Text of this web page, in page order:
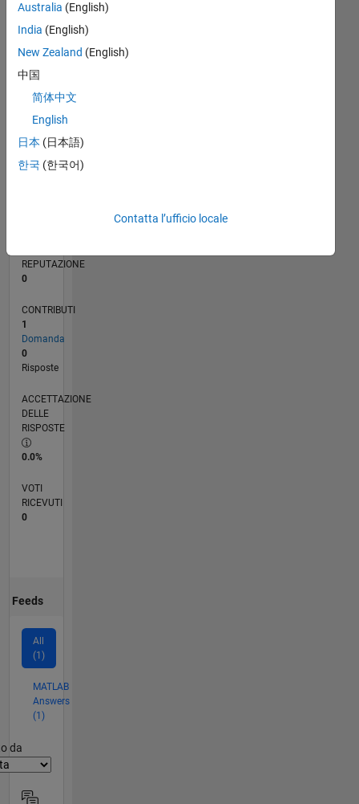
CONTRIBUTI L
0
1
L
02/17
02/18
02/19
02/20
02/21
02/22
02/23
02/24
02/25
02/26
04/18
06/19
08/20
10/21
12/22
04/25
06/26
06/18
10/19
06/22
10/23
CRONOLOGIA
REPUTAZIONE
0
CONTRIBUTI
1
Domanda
0
Risposte
ACCETTAZIONE
DELLE
RISPOSTE
0.0%
VOTI
RICEVUTI
0
Feeds
All
(1)
MATLAB
Answers
(1)
da
Australia (English)
India (English)
New Zealand (English)
中国
简体中文
English
日本 (日本語)
한국 (한국어)
Contatta l’ufficio locale